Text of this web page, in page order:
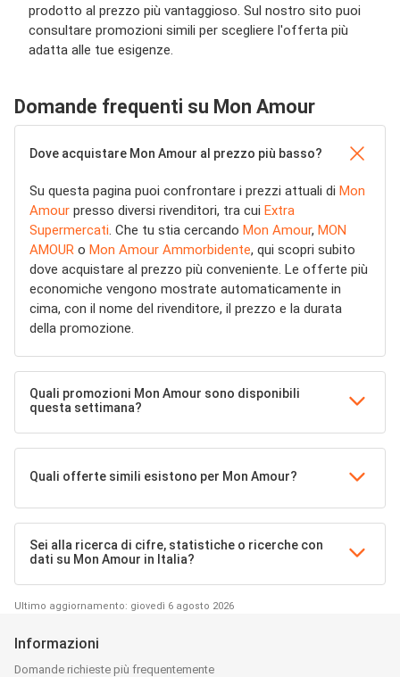
prodotto al prezzo più vantaggioso. Sul nostro sito puoi
consultare promozioni simili per scegliere l'offerta più
adatta alle tue esigenze.
Domande frequenti su Mon Amour
Dove acquistare Mon Amour al prezzo più basso?
Su questa pagina puoi confrontare i prezzi attuali di Mon
Amour presso diversi rivenditori, tra cui Extra
Supermercati . Che tu stia cercando Mon Amour, MON
AMOUR o Mon Amour Ammorbidente, qui scopri subito
dove acquistare al prezzo più conveniente. Le offerte più
economiche vengono mostrate automaticamente in
cima, con il nome del rivenditore, il prezzo e la durata
della promozione.
Quali promozioni Mon Amour sono disponibili
questa settimana?
Quali offerte simili esistono per Mon Amour?
Sei alla ricerca di cifre, statistiche o ricerche con
dati su Mon Amour in Italia?
Ultimo aggiornamento: giovedì 6 agosto 2026
Informazioni
Domande richieste più frequentemente